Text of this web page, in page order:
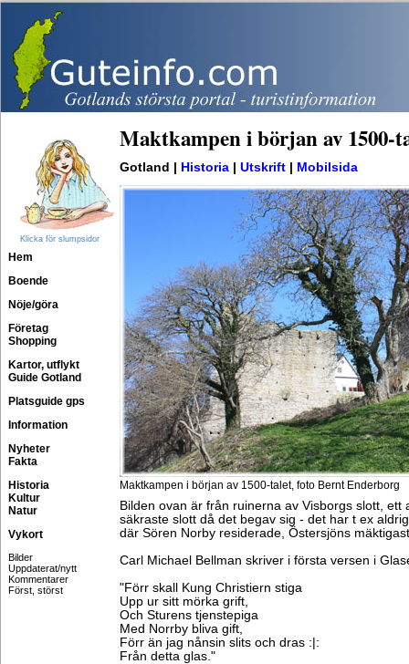
Klicka för slumpsidor
Hem
Boende
Nöje/göra
Företag
Shopping
Kartor, utflykt
Guide Gotland
Platsguide gps
Information
Nyheter
Fakta
Historia
Kultur
Natur
Vykort
Bilder
Uppdaterat/nytt
Kommentarer
Först, störst
Maktkampen i början av 1500-
Gotland | Historia Utskrift Mobilsida
Maktkampen i början av 1500-talet, foto Bernt Enderborg
Bilden ovan är från ruinerna av Visborgs slott, ett
säkraste slott då det begav sig - det har t ex
där Sören Norby residerade, Östersjöns
Carl Michael Bellman skriver i första versen i
"Förr skall Kung Christiern stiga
Upp ur sitt mörka grift,
Och Sturens tjenstepiga
Med Norrby bliva gift,
Förr än jag nånsin slits och dras :|:
Från detta glas."